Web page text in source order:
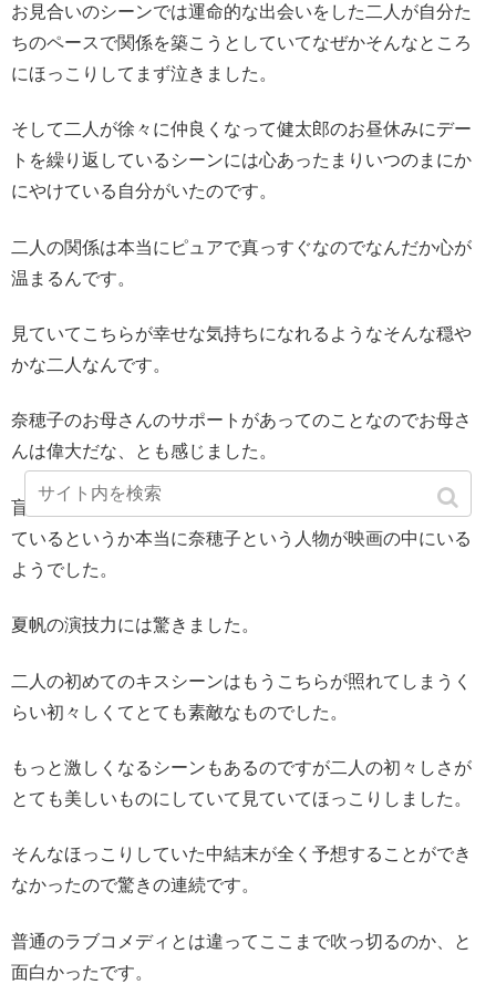
お見合いのシーンでは運命的な出会いをした二人が自分た
ちのペースで関係を築こうとしていてなぜかそんなところ
にほっこりしてまず泣きました。
そして二人が徐々に仲良くなって健太郎のお昼休みにデー
トを繰り返しているシーンには心あったまりいつのまにか
にやけている自分がいたのです。
二人の関係は本当にピュアで真っすぐなのでなんだか心が
温まるんです。
見ていてこちらが幸せな気持ちになれるようなそんな穏や
かな二人なんです。
奈穂子のお母さんのサポートがあってのことなのでお母さ
んは偉大だな、とも感じました。
盲目の女性を演じた夏帆ですが演技がうますぎて夏帆を見
ているというか本当に奈穂子という人物が映画の中にいる
ようでした。
夏帆の演技力には驚きました。
二人の初めてのキスシーンはもうこちらが照れてしまうく
らい初々しくてとても素敵なものでした。
もっと激しくなるシーンもあるのですが二人の初々しさが
とても美しいものにしていて見ていてほっこりしました。
そんなほっこりしていた中結末が全く予想することができ
なかったので驚きの連続です。
普通のラブコメディとは違ってここまで吹っ切るのか、と
面白かったです。